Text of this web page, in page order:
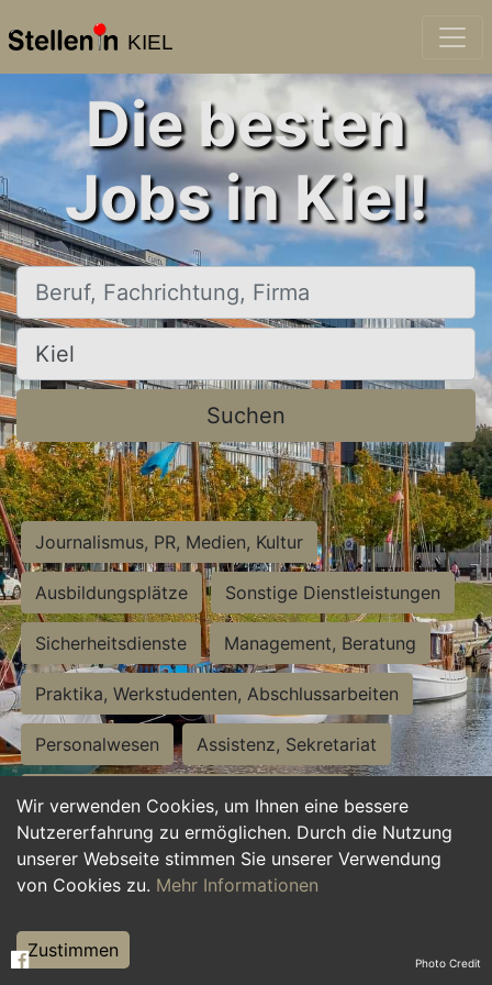
KIEL
Wir verwenden Cookies, um Ihnen eine bessere
Nutzererfahrung zu ermöglichen. Durch die Nutzung
unserer Webseite stimmen Sie unserer Verwendung
von Cookies zu. Mehr Informationen
Zustimmen
Die besten
Jobs in Kiel!
Beruf, Fachrichtung, Firma
Ort, Stadt
Suchen
Journalismus, PR, Medien, Kultur
Ausbildungsplätze Sonstige Dienstleistungen
Sicherheitsdienste Management, Beratung
Praktika, Werkstudenten, Abschlussarbeiten
Personalwesen Assistenz, Sekretariat
Hilfskräfte, Aushilfs- und Nebenjobs
Einkauf, Logistik, Materialwirtschaft
Weiterbildung, Studium, duale Ausbildung
Tourismus
Photo Credit